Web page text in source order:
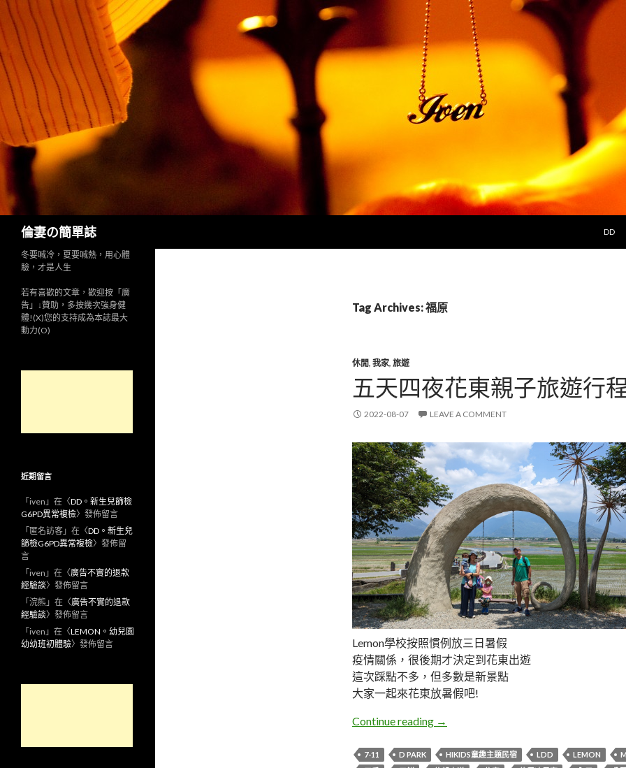
倫妻の簡單誌
Search
DD
Tag Archives: 福原
休閒, 我家, 旅遊
五天四夜花東親子旅遊行
2022-08-07 LEAVE A COMMENT
Lemon學校按照慣例放三日暑假
疫情關係，很後期才決定到花東出遊
這次踩點不多，但多數是新景點
大家一起來花東放暑假吧!
Continue reading 五天四夜花東親子旅遊行程
→
7-11 D PARK HIKIDS童趣主題民宿 LDD LEMON
冬要喊冷，夏要喊熱，用心體
驗，才是人生
若有喜歡的文章，歡迎按「廣
告」↓贊助，多按幾次強身健
體!(X)您的支持成為本誌最大
動力(O)
近期留言
「 iven 」在〈DD。新生兒篩檢
G6PD異常複檢〉發佈留言
「 匿名訪客 」在〈DD。新生兒
篩檢G6PD異常複檢〉發佈留
言
「 iven 」在〈廣告不實的退款
經驗談〉發佈留言
「 浣熊 」在〈廣告不實的退款
經驗談〉發佈留言
「 iven 」在〈LEMON。幼兒園
幼幼班初體驗〉發佈留言